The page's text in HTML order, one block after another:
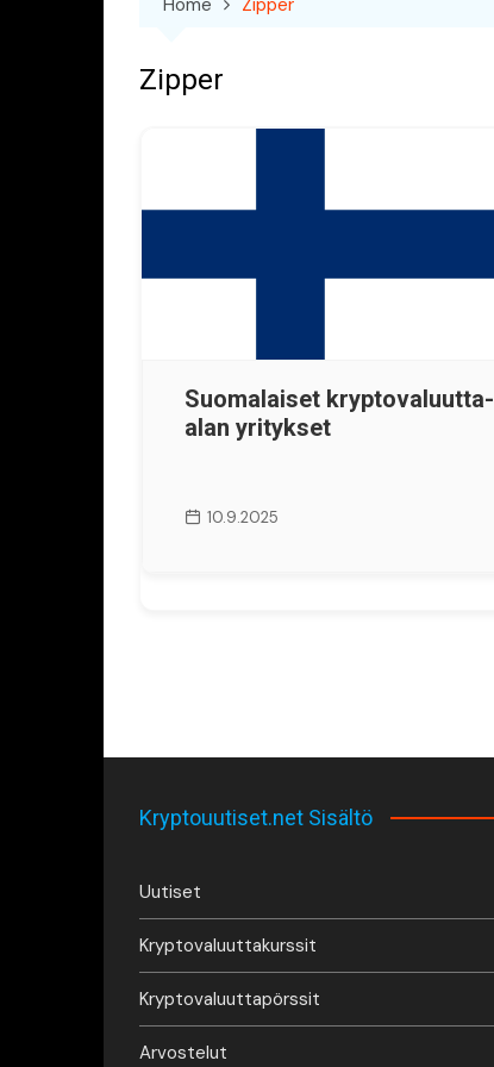
Zipper
Suomalaiset kryptovaluutta-
alan yritykset
10.9.2025
Kryptouutiset.net Sisältö
Uutiset
Kryptovaluuttakurssit
Kryptovaluuttapörssit
Arvostelut